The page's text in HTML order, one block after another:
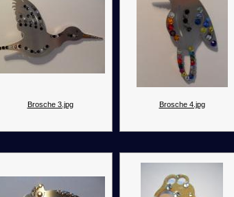
Brosche 3.jpg Brosche 4.jpg